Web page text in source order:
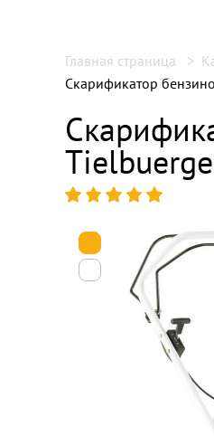
Главная страница
Скарификатор